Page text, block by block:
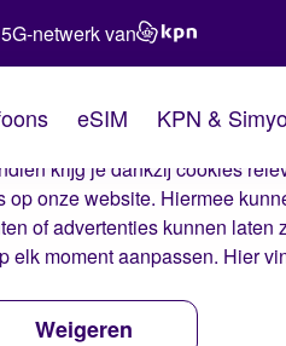
Met deze cookies
krijg je dankzij cookies
onze website. Hiermee
of advertenties kunnen laten
elk moment aanpassen. Hier
Weigeren
netwerk van
eSIM KPN &